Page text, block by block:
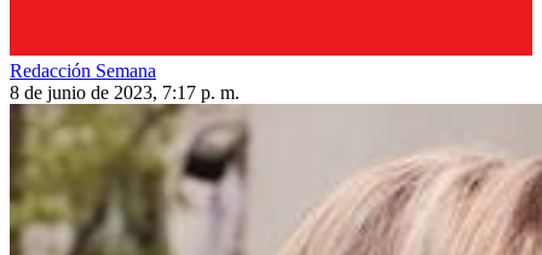
Redacción Semana
8 de junio de 2023, 7:17 p. m.